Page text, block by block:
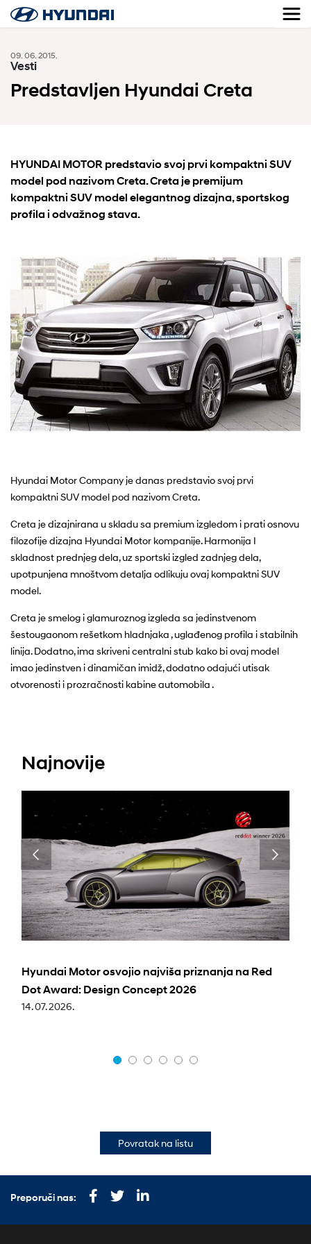
09. 06. 2015.
Vesti
Predstavljen Hyundai Creta
HYUNDAI MOTOR predstavio svoj prvi kompaktni SUV
model pod nazivom Creta. Creta je premijum
kompaktni SUV model elegantnog dizajna, sportskog
profila i odvažnog stava.
Hyundai Motor Company je danas predstavio svoj prvi
kompaktni SUV model pod nazivom Creta.
Creta je dizajnirana u skladu sa premium izgledom i prati osnovu
filozofije dizajna Hyundai Motor kompanije. Harmonija I
skladnost prednjeg dela, uz sportski izgled zadnjeg dela,
upotpunjena mnoštvom detalja odlikuju ovaj kompaktni SUV
model.
Creta je smelog i glamuroznog izgleda sa jedinstvenom
šestougaonom rešetkom hladnjaka , uglađenog profila i stabilnih
linija. Dodatno, ima skriveni centralni stub kako bi ovaj model
imao jedinstven i dinamičan imidž, dodatno odajući utisak
otvorenosti i prozračnosti kabine automobila .
Najnovije
Hyundai Motor osvojio najviša priznanja na Red
Dot Award: Design Concept 2026
14. 07. 2026.
Povratak na listu
Preporuči nas: